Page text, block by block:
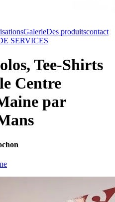
GalerieDes produitscontact
SERVICES
Tee-Shirts
Centre
par